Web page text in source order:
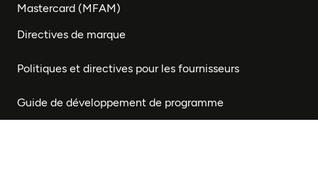
Mastercard (MFAM)
Directives de marque
Politiques et directives pour les fournisseurs
Guide de développement de programme